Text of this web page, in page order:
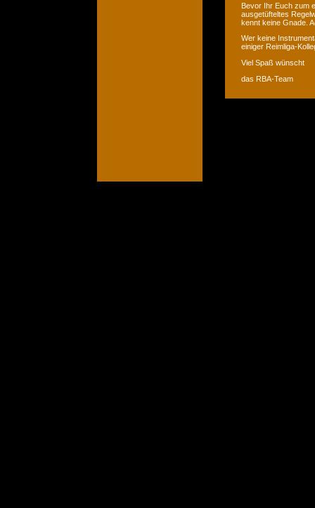
Bevor Ihr Euch zum
ausgetüfteltes
kennt keine Gnade.
Wer keine
einiger Reimliga-
Viel Spaß wünscht
das RBA-Team